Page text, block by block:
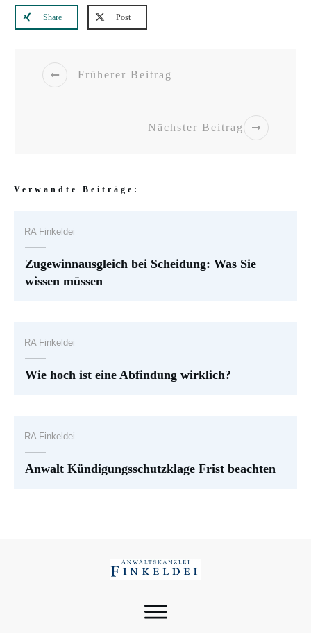
Share Post
Früherer Beitrag
Nächster Beitrag
Verwandte Beiträge:
RA Finkeldei
Zugewinnausgleich bei Scheidung: Was Sie
wissen müssen
RA Finkeldei
Wie hoch ist eine Abfindung wirklich?
RA Finkeldei
Anwalt Kündigungsschutzklage Frist beachten